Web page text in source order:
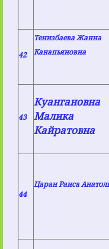
42
Тенизбаева Жанна
Канапьяновна
43
Куангановна
Малика
Кайратовна
44
Царан Раиса